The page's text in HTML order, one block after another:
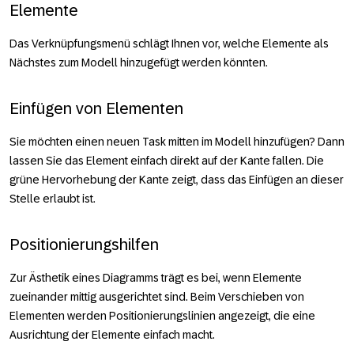
Elemente
Das Verknüpfungsmenü schlägt Ihnen vor, welche Elemente als
Nächstes zum Modell hinzugefügt werden könnten.
Einfügen von Elementen
Sie möchten einen neuen Task mitten im Modell hinzufügen? Dann
lassen Sie das Element einfach direkt auf der Kante fallen. Die
grüne Hervorhebung der Kante zeigt, dass das Einfügen an dieser
Stelle erlaubt ist.
Positionierungshilfen
Zur Ästhetik eines Diagramms trägt es bei, wenn Elemente
zueinander mittig ausgerichtet sind. Beim Verschieben von
Elementen werden Positionierungslinien angezeigt, die eine
Ausrichtung der Elemente einfach macht.